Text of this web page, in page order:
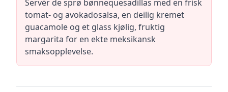
Servér de sprø bønnequesadillas med en frisk
tomat- og avokadosalsa, en deilig kremet
guacamole og et glass kjølig, fruktig
margarita for en ekte meksikansk
smaksopplevelse.